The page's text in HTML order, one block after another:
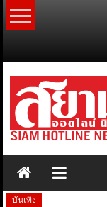
Skip
to
บันเทิง